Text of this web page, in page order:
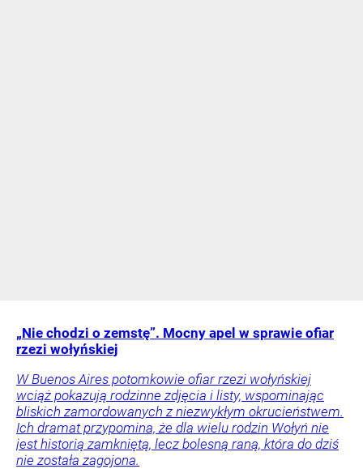
„Nie chodzi o zemstę”. Mocny apel w sprawie ofiar
rzezi wołyńskiej
W Buenos Aires potomkowie ofiar rzezi wołyńskiej
wciąż pokazują rodzinne zdjęcia i listy, wspominając
bliskich zamordowanych z niezwykłym okrucieństwem.
Ich dramat przypomina, że dla wielu rodzin Wołyń nie
jest historią zamkniętą, lecz bolesną raną, która do dziś
nie została zagojona.